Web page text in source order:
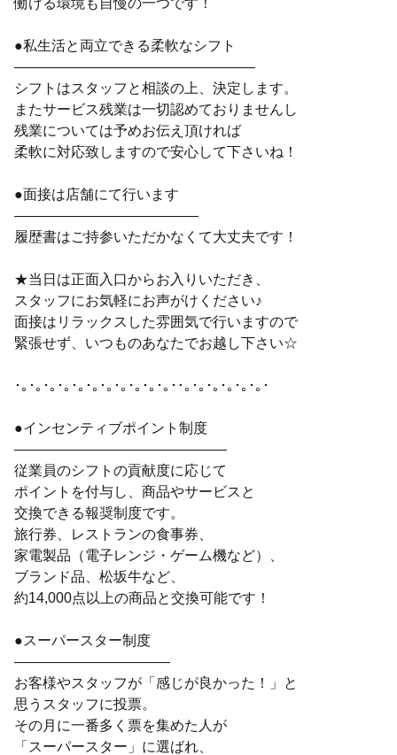
働ける環境も自慢の一つです！
●私生活と両立できる柔軟なシフト
―――――――――――――――――
シフトはスタッフと相談の上、決定します。
またサービス残業は一切認めておりませんし
残業については予めお伝え頂ければ
柔軟に対応致しますので安心して下さいね！
●面接は店舗にて行います
―――――――――――――
履歴書はご持参いただかなくて大丈夫です！
★当日は正面入口からお入りいただき、
スタッフにお気軽にお声がけください♪
面接はリラックスした雰囲気で行いますので
緊張せず、いつものあなたでお越し下さい☆
･｡･｡･｡･｡･｡･｡･｡･｡･｡･｡･｡･･｡･｡･｡･｡･｡･｡･
●インセンティブポイント制度
―――――――――――――――
従業員のシフトの貢献度に応じて
ポイントを付与し、商品やサービスと
交換できる報奨制度です。
旅行券、レストランの食事券、
家電製品（電子レンジ・ゲーム機など）、
ブランド品、松坂牛など、
約14,000点以上の商品と交換可能です！
●スーパースター制度
―――――――――――
お客様やスタッフが「感じが良かった！」と
思うスタッフに投票。
その月に一番多く票を集めた人が
「スーパースター」に選ばれ、